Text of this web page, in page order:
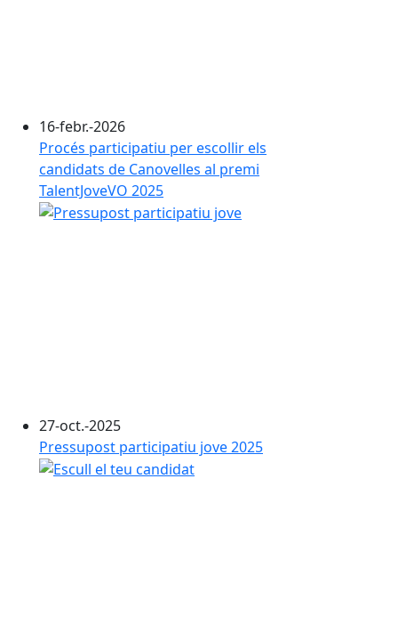
16-febr.-2026
Procés participatiu per escollir els
candidats de Canovelles al premi
TalentJoveVO 2025
27-oct.-2025
Pressupost participatiu jove 2025